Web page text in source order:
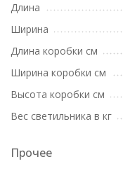
Длина
Ширина
Длина коробки см
Ширина коробки см
Высота коробки см
Вес светильника в кг
Прочее